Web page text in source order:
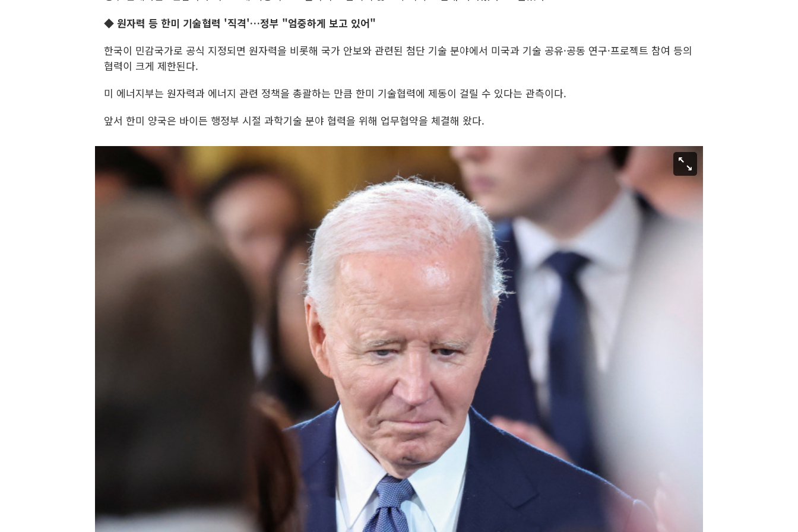
◆ 원자력 등 한미 기술협력 '직격'…정부 "엄중하게 보고 있어"
한국이 민감국가로 공식 지정되면 원자력을 비롯해 국가 안보와 관련된 첨단 기술 분야에서 미국과 기술 공유·공동 연구·프로젝트 참여 등의
협력이 크게 제한된다.
미 에너지부는 원자력과 에너지 관련 정책을 총괄하는 만큼 한미 기술협력에 제동이 걸릴 수 있다는 관측이다.
앞서 한미 양국은 바이든 행정부 시절 과학기술 분야 협력을 위해 업무협약을 체결해 왔다.